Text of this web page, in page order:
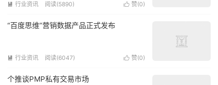
 赞(0)
 行业资讯 阅读(5890)
“百度思维”营销数据产品正式发布
 赞(0)
 行业资讯 阅读(6047)
个推谈PMP私有交易市场